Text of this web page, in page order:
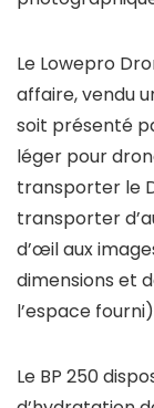
Le Lowepro
affaire, vendu
soit présenté
léger pour
transporter le
transporter
d’œil aux
dimensions et
l’espace
Le BP 250